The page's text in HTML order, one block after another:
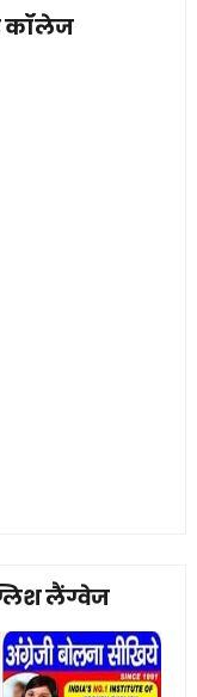
कॉलेज
लैंग्वेज